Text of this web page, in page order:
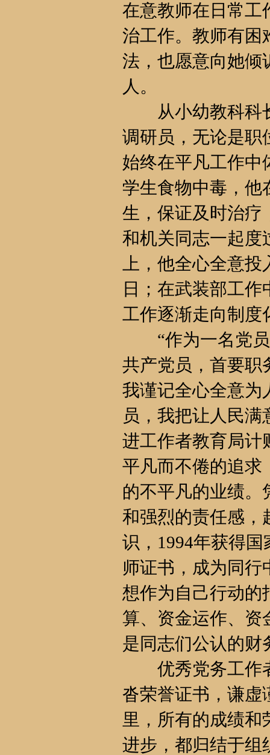
在意教师在日常工
治工作。教师有困
法，也愿意向她倾
人。
从小幼教科科长
调研员，无论是职
始终在平凡工作中
学生食物中毒，他
生，保证及时治疗
和机关同志一起度
上，他全心全意
日；在武装部工
工作逐渐走向制度
“作为一名党员
共产党员，首要职
我谨记全心全意为
员，我把让人民
进工作者教育局计
平凡而不倦的追求
的不平凡的业绩。
和强烈的责任感，
识，1994年获得
师证书，成为同行
想作为自己行动的
算、资金运作、资
是同志们公认的财
优秀党务工作者
沓荣誉证书，谦虚
里，所有的成绩
进步，都归结于组